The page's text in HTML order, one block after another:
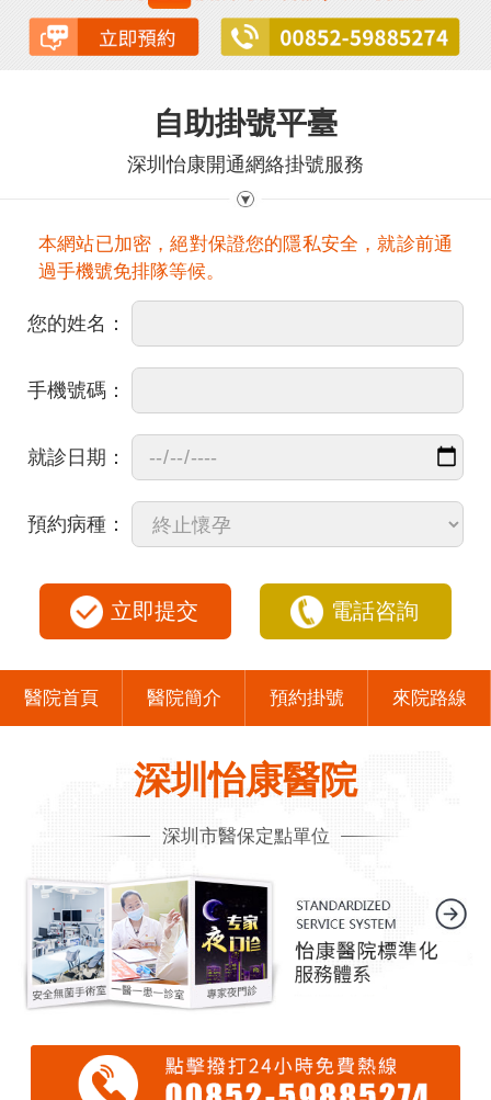
自助掛號平臺
深圳怡康開通網絡掛號服務
本網站已加密，絕對保證您的隱私安全，就診前通
過手機號免排隊等候。
您的姓名：
手機號碼：
就診日期：
預約病種：
立即提交 電話咨詢
醫院首頁 醫院簡介 預約掛號 來院路線
深圳怡康醫院
深圳市醫保定點單位